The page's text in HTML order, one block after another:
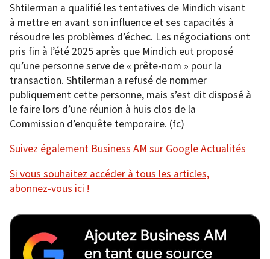
Shtilerman a qualifié les tentatives de Mindich visant
à mettre en avant son influence et ses capacités à
résoudre les problèmes d’échec. Les négociations ont
pris fin à l’été 2025 après que Mindich eut proposé
qu’une personne serve de « prête-nom » pour la
transaction. Shtilerman a refusé de nommer
publiquement cette personne, mais s’est dit disposé à
le faire lors d’une réunion à huis clos de la
Commission d’enquête temporaire. (fc)
Suivez également Business AM sur Google Actualités
Si vous souhaitez accéder à tous les articles,
abonnez-vous ici !